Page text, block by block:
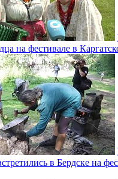
на фестивале в
в Бердске на